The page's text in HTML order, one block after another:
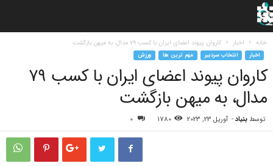
خانه اخبار کاروان پیوند اعضای ایران با کسب ۷۹ مدال، به میهن بازگشت
اخبار انتخاب سردبیر مهم ترین ها ورزش
کاروان پیوند اعضای ایران با کسب ۷۹
مدال، به میهن بازگشت
توسط بنیاد- آوریل 23, 2023 1780
0